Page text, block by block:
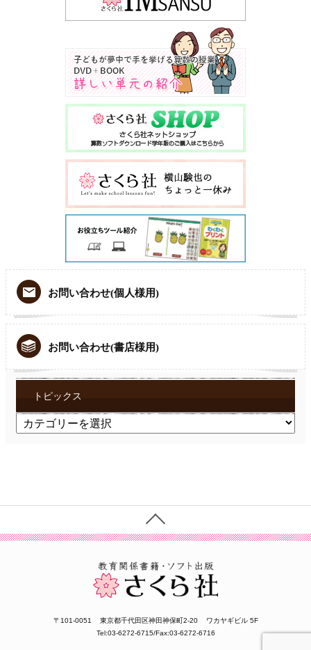
お問い合わせ(個人様用)
お問い合わせ(書店様用)
トピックス
ト
〒101-0051 東京都千代田区神田神保町2-20
ワカヤギビル 5F
Tel:03-6272-6715/Fax:03-6272-6716